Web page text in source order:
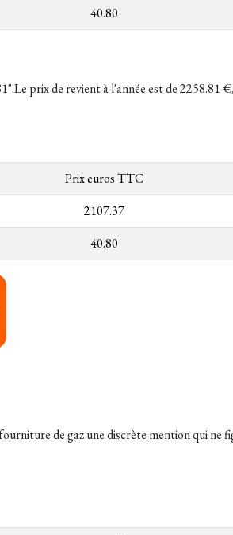
40.80
prix de revient à l'année est de 2258.81
Prix euros TTC
2107.37
40.80
de gaz une discrète mention qui ne